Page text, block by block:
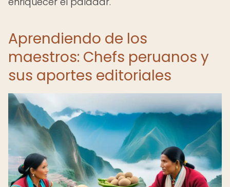
Aprendiendo de los
maestros: Chefs peruanos y
sus aportes editoriales